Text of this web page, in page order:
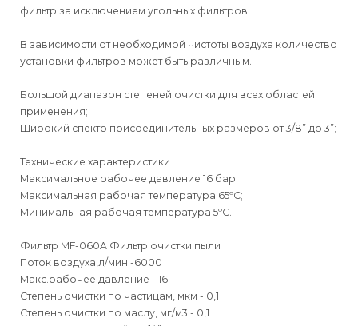
фильтр за исключением угольных фильтров.
В зависимости от необходимой чистоты воздуха количество
установки фильтров может быть различным.
Большой диапазон степеней очистки для всех областей
применения;
Широкий спектр присоединительных размеров от 3/8” до 3”;
Технические характеристики
Максимальное рабочее давление 16 бар;
Максимальная рабочая температура 65ºС;
Минимальная рабочая температура 5ºС.
Фильтр MF-060A Фильтр очистки пыли
Поток воздуха,л/мин -6000
Макс.рабочее давление - 16
Степень очистки по частицам, мкм - 0,1
Степень очистки по маслу, мг/м3 - 0,1